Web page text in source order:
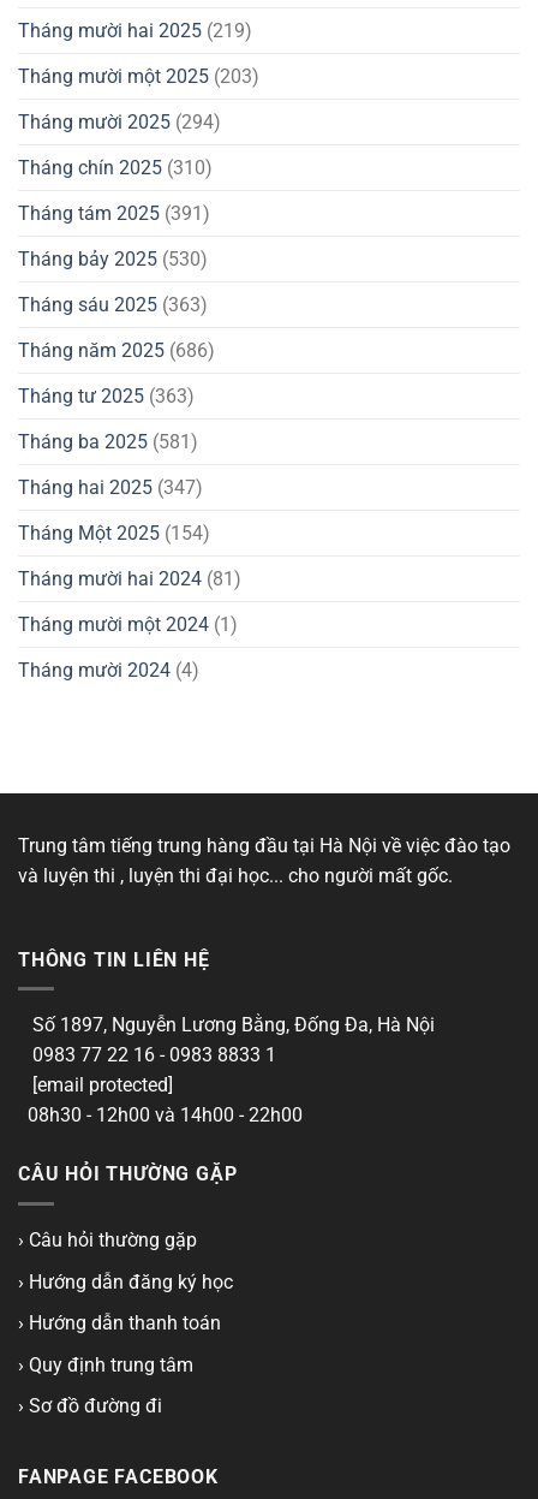
Tháng mười hai 2025 (219)
Tháng mười một 2025 (203)
Tháng mười 2025 (294)
Tháng chín 2025 (310)
Tháng tám 2025 (391)
Tháng bảy 2025 (530)
Tháng sáu 2025 (363)
Tháng năm 2025 (686)
Tháng tư 2025 (363)
Tháng ba 2025 (581)
Tháng hai 2025 (347)
Tháng Một 2025 (154)
Tháng mười hai 2024 (81)
Tháng mười một 2024 (1)
Tháng mười 2024 (4)
Trung tâm tiếng trung hàng đầu tại Hà Nội về việc đào tạo
và luyện thi , luyện thi đại học... cho người mất gốc.
THÔNG TIN LIÊN HỆ
Số 1897, Nguyễn Lương Bằng, Đống Đa, Hà Nội
0983 77 22 16 - 0983 8833 1
[email protected]
08h30 - 12h00 và 14h00 - 22h00
CÂU HỎI THƯỜNG GẶP
› Câu hỏi thường gặp
› Hướng dẫn đăng ký học
› Hướng dẫn thanh toán
› Quy định trung tâm
› Sơ đồ đường đi
FANPAGE FACEBOOK